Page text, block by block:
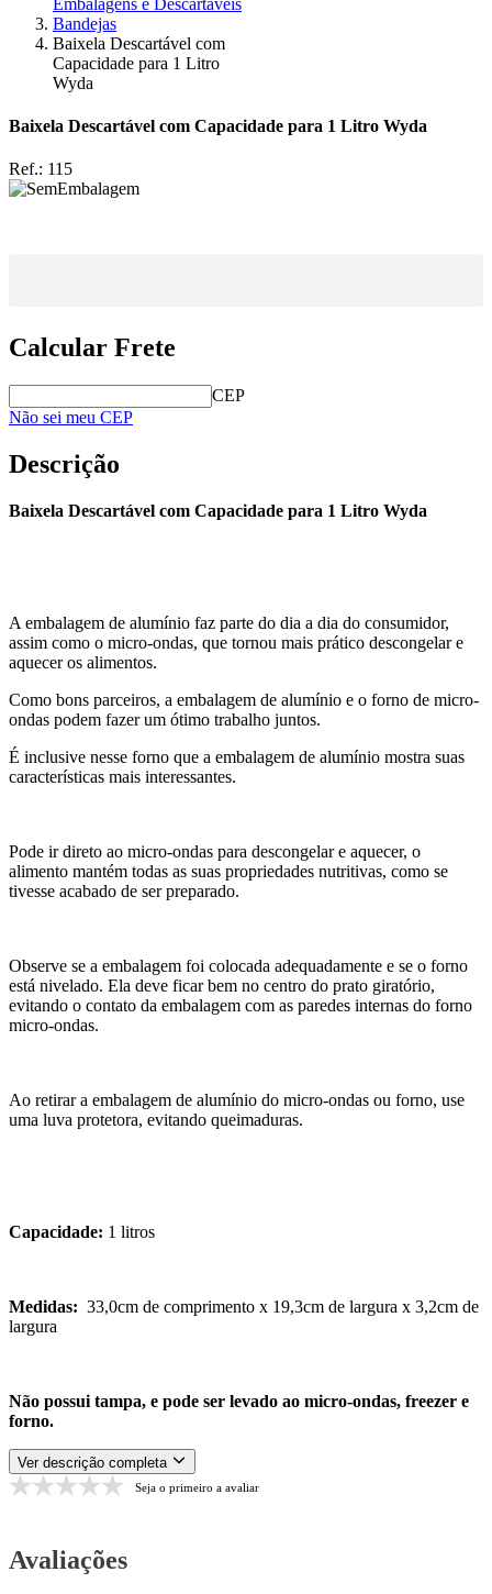
Bandejas
Baixela Descartável com
Capacidade para 1 Litro
Wyda
Baixela Descartável com Capacidade para 1 Litro Wyda
Ref.: 115
Calcular Frete
CEP
Não sei meu CEP
Descrição
Baixela Descartável com Capacidade para 1 Litro Wyda
A embalagem de alumínio faz parte do dia a dia do consumidor,
assim como o micro-ondas, que tornou mais prático descongelar e
aquecer os alimentos.
Como bons parceiros, a embalagem de alumínio e o forno de micro-
ondas podem fazer um ótimo trabalho juntos.
É inclusive nesse forno que a embalagem de alumínio mostra suas
características mais interessantes.
Pode ir direto ao micro-ondas para descongelar e aquecer, o
alimento mantém todas as suas propriedades nutritivas, como se
tivesse acabado de ser preparado.
Observe se a embalagem foi colocada adequadamente e se o forno
está nivelado. Ela deve ficar bem no centro do prato giratório,
evitando o contato da embalagem com as paredes internas do forno
micro-ondas.
Ao retirar a embalagem de alumínio do micro-ondas ou forno, use
uma luva protetora, evitando queimaduras.
Capacidade: 1 litros
Medidas: 33,0cm de comprimento x 19,3cm de largura x 3,2cm de
largura
Não possui tampa, e pode ser levado ao micro-ondas, freezer e
forno.
Ver descrição completa
Seja o primeiro a avaliar
Avaliações